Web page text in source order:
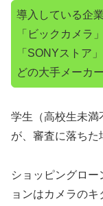
導入している企
「ビックカメラ
「SONYストア
どの大手メーカ
学生（高校生未満
が、審査に落ちた
ショッピングロ
ョンはカメラの